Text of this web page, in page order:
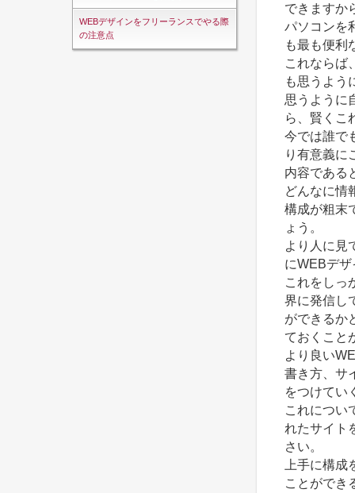
WEBデザインをフリーランスでやる際
の注意点
できますか
パソコンを
も最も便利
これならば
も思うよう
思うように
ら、賢くこ
今では誰で
り有意義に
内容である
どんなに情
構成が粗末
ょう。
より人に見
にWEBデ
これをしっ
界に発信し
ができるか
ておくこと
より良い
書き方、サ
をつけてい
これについ
れたサイト
さい。
上手に構
ことができ